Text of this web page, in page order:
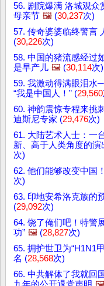
56. 剧院爆满 洛城观众
母亲节 🖼️ (30,237次)
57. 传奇婆婆临终警言
(30,226次)
58. 中国的猪流感经过
是早产儿 🖼️ (30,114次)
59. 我激动得满眼泪水
“我是中国人！” (29,560
60. 神韵震惊专程来挑
迪斯尼专家 (29,476次)
61. 大陆艺术人士：一
新、高于人类角度的演
次)
62. 他们能够改变中国
次)
63. 印地安希洛克族的
(29,092次)
64. 饶了俺们吧！特警
功” 🖼️ (28,827次)
65. 拥护世卫为“H1N1
名 (28,568次)
66. 中共解体了我就回
九年的公开退党声明 🖼️